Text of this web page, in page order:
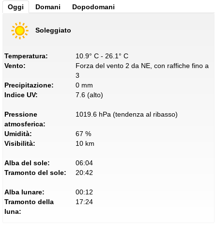
Oggi Domani Dopodomani
Soleggiato
Temperatura:
10.9° C - 26.1° C
Vento:
Forza del vento 2 da NE, con raffiche fino a
3
Precipitazione:
0 mm
Indice UV:
7.6 (alto)
Pressione
atmosferica:
1019.6 hPa (tendenza al ribasso)
Umidità:
67 %
Visibilità:
10 km
Alba del sole:
06:04
Tramonto del sole:
20:42
Alba lunare:
00:12
Tramonto della
luna:
17:24